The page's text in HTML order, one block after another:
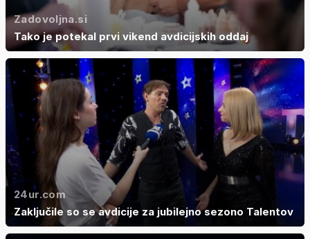
Zadovoljna.si
Tako je potekal prvi vikend avdicijskih oddaj
24ur.com
Zaključile so se avdicije za jubilejno sezono Talentov